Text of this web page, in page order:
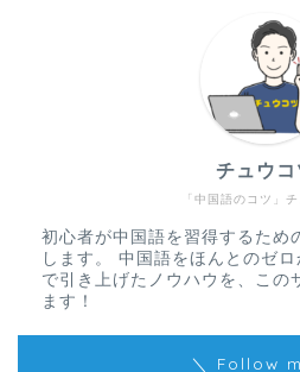
「中国語のコツ」
チュウコ
初心者が中国語を習得するため
します。 中国語をほんとのゼ
で引き上げたノウハウを、この
ます！
＼ Follow